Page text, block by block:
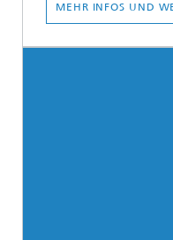
MEHR INFOS UND